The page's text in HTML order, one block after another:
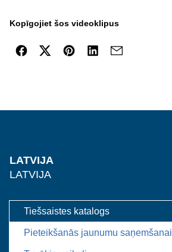
Kopīgojiet šos videoklipus
LATVIJA
LATVIJA
Tiešsaistes katalogs
Pieteikšanās jaunumu saņemšanai